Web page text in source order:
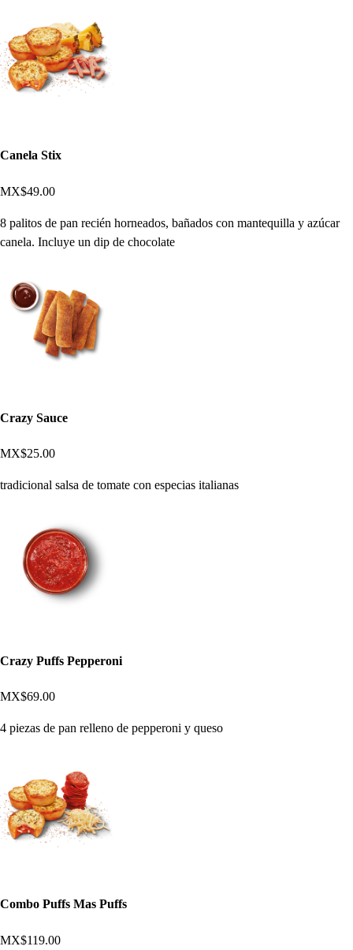
Canela Stix
MX$49.00
8 palitos de pan recién horneados, bañados con mantequilla y azúcar
canela. Incluye un dip de chocolate
Crazy Sauce
MX$25.00
tradicional salsa de tomate con especias italianas
Crazy Puffs Pepperoni
MX$69.00
4 piezas de pan relleno de pepperoni y queso
Combo Puffs Mas Puffs
MX$119.00